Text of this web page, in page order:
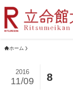
ホーム
8
2016
11/09